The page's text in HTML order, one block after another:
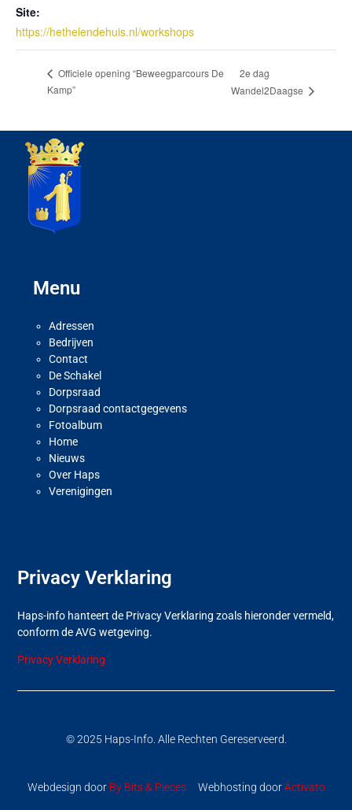
Site:
https://hethelendehuis.nl/workshops
Officiele opening “Beweegparcours De
Kamp”
2e dag
Wandel2Daagse
Menu
Adressen
Bedrijven
Contact
De Schakel
Dorpsraad
Dorpsraad contactgegevens
Fotoalbum
Home
Nieuws
Over Haps
Verenigingen
Privacy Verklaring
Haps-info hanteert de Privacy Verklaring zoals hieronder vermeld,
conform de AVG wetgeving.
Privacy Verklaring
© 2025 Haps-Info. Alle Rechten Gereserveerd.
Webdesign door By Bits & PiecesWebhosting doorActivato